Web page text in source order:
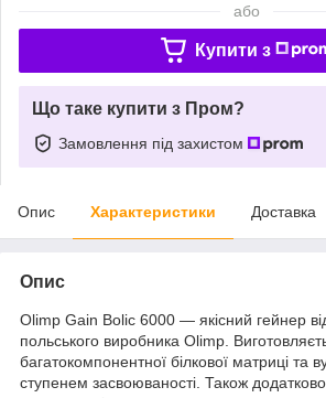
або
Купити з
Що таке купити з Пром?
Замовлення під захистом
Опис Характеристики Доставка
Опис
Оlimp Gain Bolic 6000 — якісний гейнер
польського виробника Olimp.
багатокомпонентної білкової матриці та
ступенем засвоюваності. Також